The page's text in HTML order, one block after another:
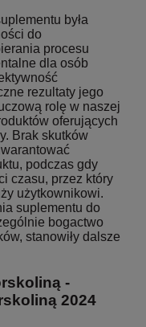
była
do
procesu
dla osób
rezultaty jego
rolę w naszej
oferujących
Brak skutków
podczas gdy
czasu, przez który
użytkownikowi.
suplementu do
bogactwo
stanowiły dalsze
-
2024